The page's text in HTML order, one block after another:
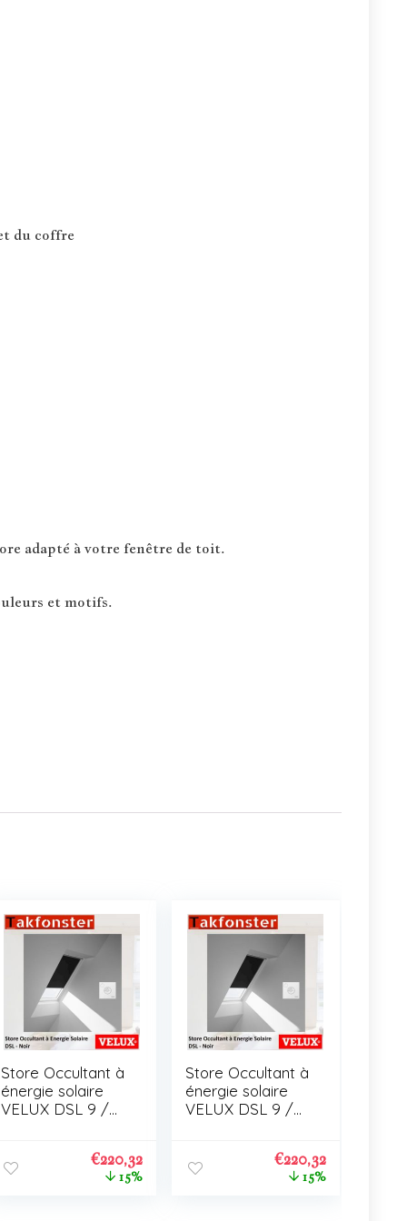
du coffre
adapté à votre fenêtre de toit.
et motifs.
Store Occultant à
énergie solaire
VELUX DSL 9 /
€220,32
15%
Store Occultant à
énergie solaire
VELUX DSL 9 /
€220,32
15%